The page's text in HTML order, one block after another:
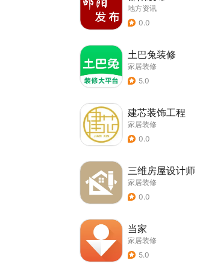
地方资讯
0.0
土巴兔装修
家居装修
5.0
建芯装饰工程
家居装修
0.0
三维房屋设计师
家居装修
0.0
当家
家居装修
5.0